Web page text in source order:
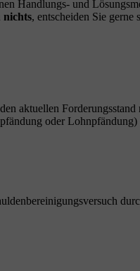
Handlungs- und
nichts, entscheiden Sie gerne
aktuellen
oder Lohnpfändung)